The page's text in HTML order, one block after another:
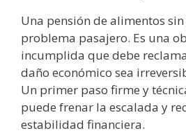
Una pensión de alimentos
problema pasajero. Es una
incumplida que debe
daño económico sea
Un primer paso firme y
puede frenar la escalada y
estabilidad financiera.